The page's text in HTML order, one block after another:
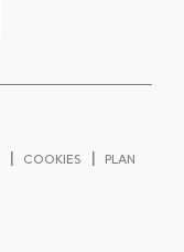
| COOKIES |
PLAN